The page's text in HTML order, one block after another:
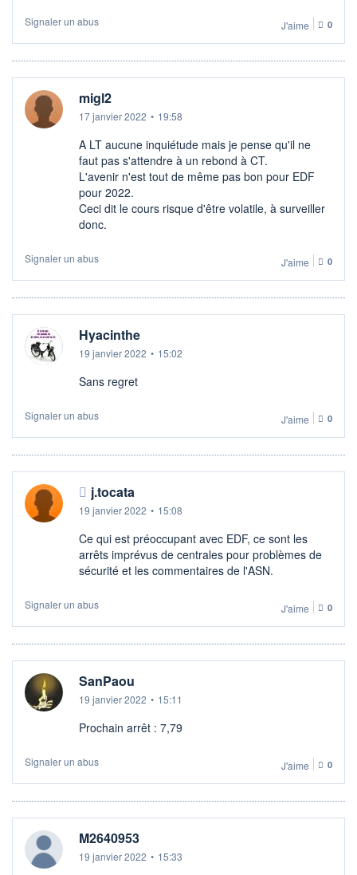
Signaler un abus J'aime 0
migl2
17 janvier 2022 • 19:58
A LT aucune inquiétude mais je pense qu'il ne
faut pas s'attendre à un rebond à CT.
L'avenir n'est tout de même pas bon pour EDF
pour 2022.
Ceci dit le cours risque d'être volatile, à surveiller
donc.
Signaler un abus J'aime 0
Hyacinthe
19 janvier 2022 • 15:02
Sans regret
Signaler un abus J'aime 0
j.tocata
19 janvier 2022 • 15:08
Ce qui est préoccupant avec EDF, ce sont les
arrêts imprévus de centrales pour problèmes de
sécurité et les commentaires de l'ASN.
Signaler un abus J'aime 0
SanPaou
19 janvier 2022 • 15:11
Prochain arrêt : 7,79
Signaler un abus J'aime 0
M2640953
19 janvier 2022 • 15:33